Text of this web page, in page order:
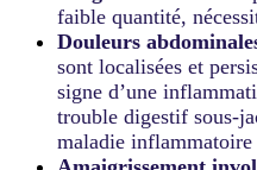
faible quantité,
Douleurs
sont localisées et
signe d’une
trouble digestif sous-
maladie